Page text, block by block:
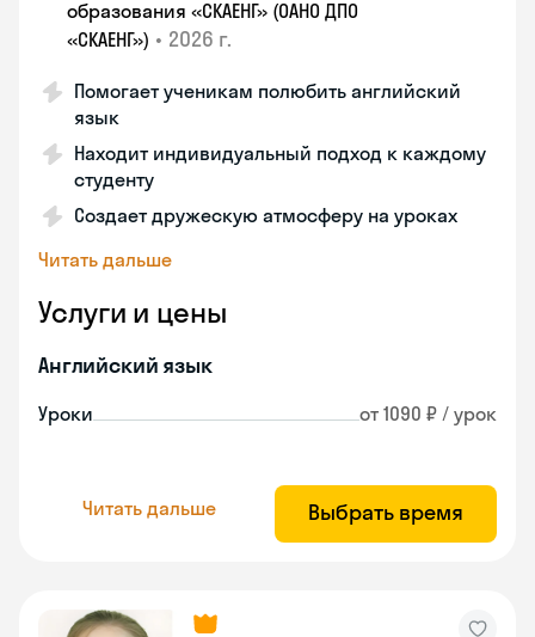
образования «СКАЕНГ» (ОАНО ДПО
«СКАЕНГ») • 2026 г.
Помогает ученикам полюбить английский
язык
Находит индивидуальный подход к каждому
студенту
Создает дружескую атмосферу на уроках
Читать дальше
Услуги и цены
Английский язык
Уроки от 1090 ₽ / урок
Читать дальше Выбрать время